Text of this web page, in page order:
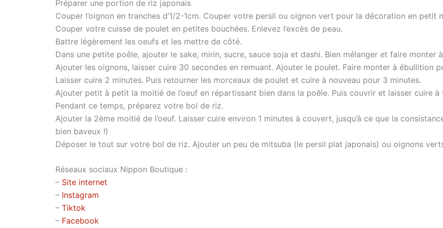
Préparer une portion de riz japonais
Couper l’oignon en tranches d’1/2-1cm. Couper votre persil ou oignon vert pour la décoration en petit
Couper votre cuisse de poulet en petites bouchées. Enlevez l’excès de peau.
Battre légèrement les oeufs et les mettre de côté.
Dans une petite poêle, ajouter le sake, mirin, sucre, sauce soja et dashi. Bien mélanger et faire monter
Ajouter les oignons, laisser cuire 30 secondes en remuant. Ajouter le poulet. Faire monter à ébullition
Laisser cuire 2 minutes. Puis retourner les morceaux de poulet et cuire à nouveau pour 3 minutes.
Ajouter petit à petit la moitié de l’oeuf en répartissant bien dans la poêle. Puis couvrir et laisser cuire à
Pendant ce temps, préparez votre bol de riz.
Ajouter la 2ème moitié de l’oeuf. Laisser cuire environ 1 minutes à couvert, jusqu’à ce que la
bien baveux !)
Déposer le tout sur votre bol de riz. Ajouter un peu de mitsuba (le persil plat japonais) ou oignons
Réseaux sociaux Nippon Boutique :
– Site internet
– Instagram
– Tiktok
– Facebook